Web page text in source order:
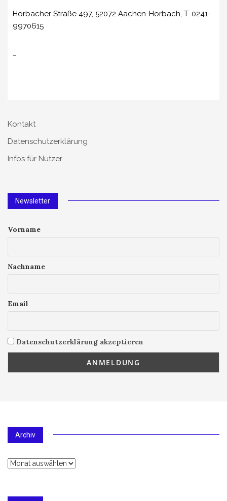
Horbacher Straße 497, 52072 Aachen-Horbach, T. 0241-
9970615
…
Kontakt
Datenschutzerklärung
Infos für Nutzer
Newsletter
Vorname
Nachname
Email
Datenschutzerklärung akzeptieren
Archiv
Archiv